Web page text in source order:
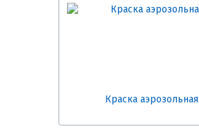
Краска аэрозольная